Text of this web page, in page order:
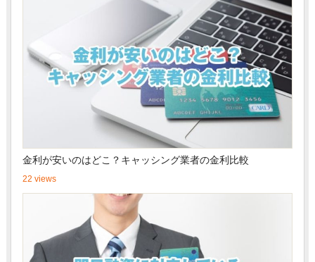
金利が安いのはどこ？キャッシング業者の金利比較
22 views